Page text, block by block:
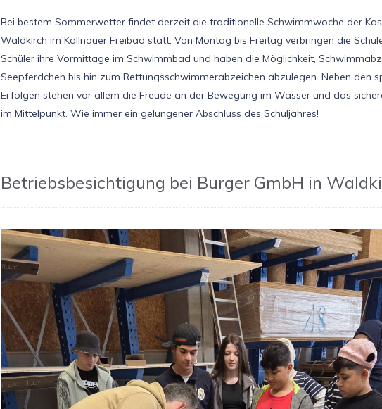
Bei bestem Sommerwetter findet derzeit die traditionelle Schwimmwoche der
Waldkirch im Kollnauer Freibad statt. Von Montag bis Freitag verbringen die
Schüler ihre Vormittage im Schwimmbad und haben die Möglichkeit,
Seepferdchen bis hin zum Rettungsschwimmerabzeichen abzulegen. Neben den
Erfolgen stehen vor allem die Freude an der Bewegung im Wasser und das
im Mittelpunkt. Wie immer ein gelungener Abschluss des Schuljahres!
Betriebsbesichtigung bei Burger GmbH in